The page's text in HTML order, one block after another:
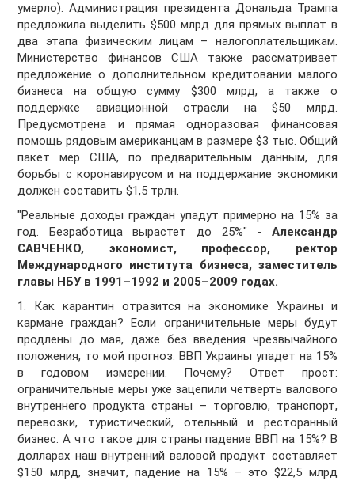
умерло). Администрация президента Дональда Трампа
предложила выделить $500 млрд для прямых выплат в
два этапа физическим лицам – налогоплательщикам.
Министерство финансов США также рассматривает
предложение о дополнительном кредитовании малого
бизнеса на общую сумму $300 млрд, а также о
поддержке авиационной отрасли на $50 млрд.
Предусмотрена и прямая одноразовая финансовая
помощь рядовым американцам в размере $3 тыс. Общий
пакет мер США, по предварительным данным, для
борьбы с коронавирусом и на поддержание экономики
должен составить $1,5 трлн.
"Реальные доходы граждан упадут примерно на 15% за
год. Безработица вырастет до 25%" - Александр
САВЧЕНКО, экономист, профессор, ректор
Международного института бизнеса, заместитель
главы НБУ в 1991–1992 и 2005–2009 годах.
1. Как карантин отразится на экономике Украины и
кармане граждан? Если ограничительные меры будут
продлены до мая, даже без введения чрезвычайного
положения, то мой прогноз: ВВП Украины упадет на 15%
в годовом измерении. Почему? Ответ прост:
ограничительные меры уже зацепили четверть валового
внутреннего продукта страны – торговлю, транспорт,
перевозки, туристический, отельный и ресторанный
бизнес. А что такое для страны падение ВВП на 15%? В
долларах наш внутренний валовой продукт составляет
$150 млрд, значит, падение на 15% – это $22,5 млрд